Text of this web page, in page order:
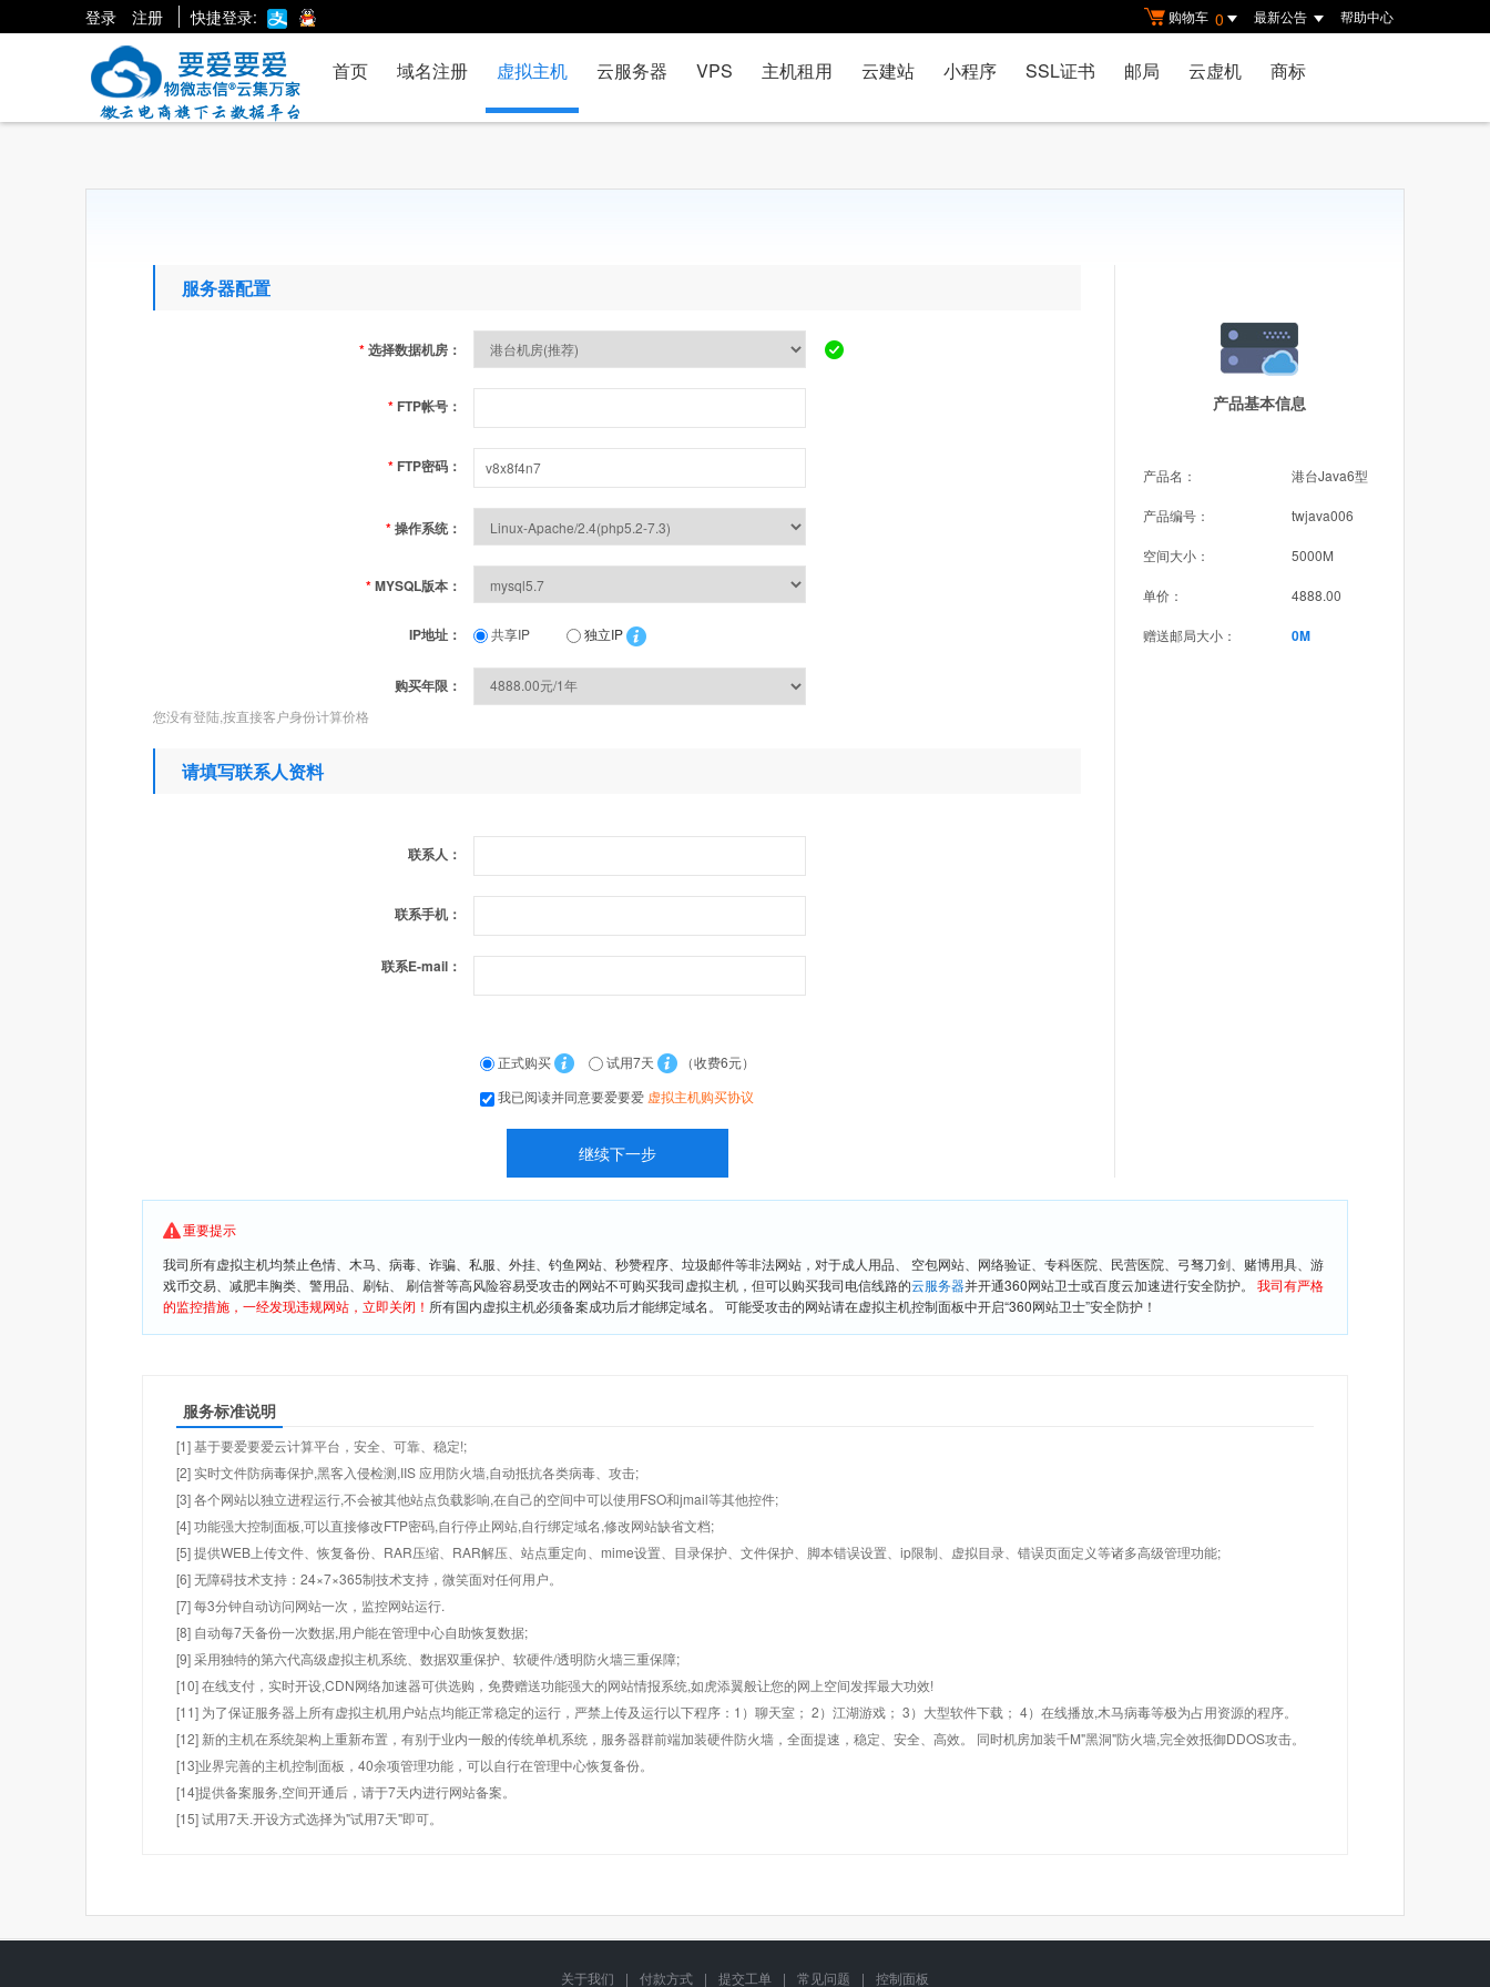
购物车 0 最新公告 帮助中心
登录 注册 快捷登录:
首页 域名注册 虚拟主机 云服务器 VPS 主机租用 云建站 小程序 SSL证书 邮局 云虚机 商标
产品基本信息
产品名： 港台Java6型
产品编号： twjava006
空间大小： 5000M
单价： 4888.00
赠送邮局大小： 0M
服务器配置
*选择数据机房：
* FTP帐号：
* FTP密码：
*操作系统：
*MYSQL版本：
IP地址： 共享IP 独立IP
购买年限：
您没有登陆,按直接客户身份计算价格
请填写联系人资料
联系人：
联系手机：
联系E-mail：
正式购买 试用7天
（收费6元）
我已阅读并同意要爱要爱 虚拟主机购买协议
重要提示
我司所有虚拟主机均禁止色情、木马、病毒、诈骗、私服、外挂、钓鱼网站、秒赞程序、垃圾邮件等非法网站，对于成人用品、 空包网站、网络验证、专科医院、民营医院、弓驽刀剑、赌博用具、游
戏币交易、减肥丰胸类、警用品、刷钻、 刷信誉等高风险容易受攻击的网站不可购买我司虚拟主机，但可以购买我司电信线路的云服务器并开通360网站卫士或百度云加速进行安全防护。 我司有严格
的监控措施，一经发现违规网站，立即关闭！ 所有国内虚拟主机必须备案成功后才能绑定域名。 可能受攻击的网站请在虚拟主机控制面板中开启“360网站卫士”安全防护！
服务标准说明
[1] 基于要爱要爱云计算平台，安全、可靠、稳定!;
[2] 实时文件防病毒保护,黑客入侵检测,IIS 应用防火墙,自动抵抗各类病毒、攻击;
[3] 各个网站以独立进程运行,不会被其他站点负载影响,在自己的空间中可以使用FSO和jmail等其他控件;
[4] 功能强大控制面板,可以直接修改FTP密码,自行停止网站,自行绑定域名,修改网站缺省文档;
[5] 提供WEB上传文件、恢复备份、RAR压缩、RAR解压、站点重定向、mime设置、目录保护、文件保护、脚本错误设置、ip限制、虚拟目录、错误页面定义等诸多高级管理功能;
[6] 无障碍技术支持：24×7×365制技术支持，微笑面对任何用户。
[7] 每3分钟自动访问网站一次，监控网站运行.
[8] 自动每7天备份一次数据,用户能在管理中心自助恢复数据;
[9] 采用独特的第六代高级虚拟主机系统、数据双重保护、软硬件/透明防火墙三重保障;
[10] 在线支付，实时开设,CDN网络加速器可供选购，免费赠送功能强大的网站情报系统,如虎添翼般让您的网上空间发挥最大功效!
[11] 为了保证服务器上所有虚拟主机用户站点均能正常稳定的运行，严禁上传及运行以下程序：1）聊天室； 2）江湖游戏； 3）大型软件下载； 4）在线播放,木马病毒等极为占用资源的程序。
[12] 新的主机在系统架构上重新布置，有别于业内一般的传统单机系统，服务器群前端加装硬件防火墙，全面提速，稳定、安全、高效。 同时机房加装千M"黑洞"防火墙,完全效抵御DDOS攻击。
[13]业界完善的主机控制面板，40余项管理功能，可以自行在管理中心恢复备份。
[14]提供备案服务,空间开通后，请于7天内进行网站备案。
[15] 试用7天.开设方式选择为"试用7天"即可。
关于我们 | 付款方式 | 提交工单 | 常见问题 | 控制面板